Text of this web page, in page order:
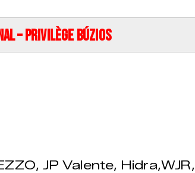
– Privilège Búzios
JP Valente, Hidra,WJR,